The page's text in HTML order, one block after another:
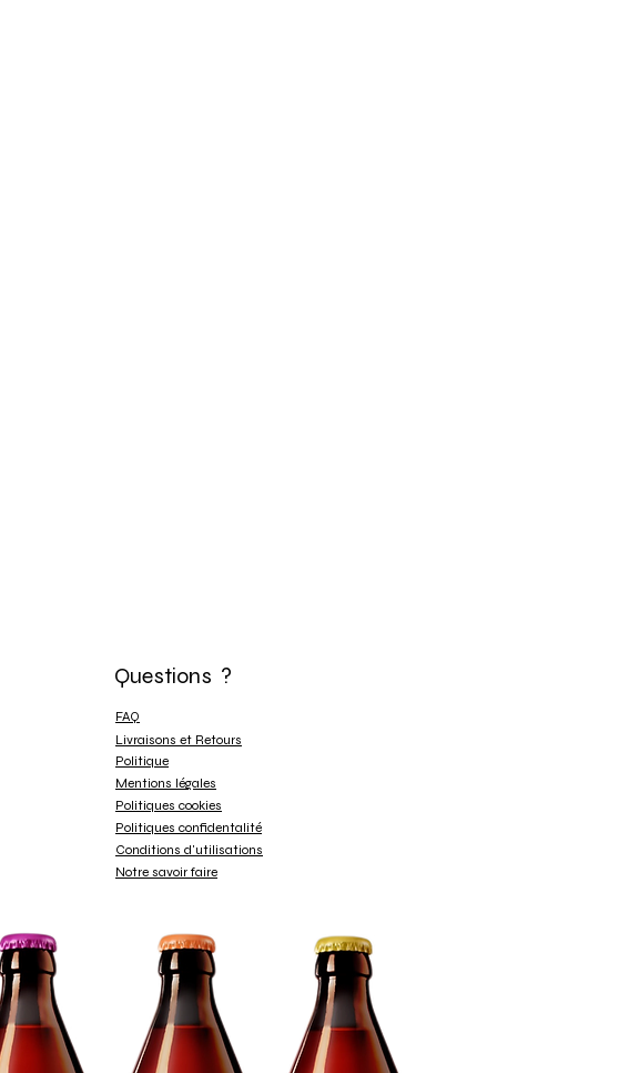
Questions ?
FAQ
Livraisons et Retours
Politique
Mentions légales
Politiques cookies
Politiques confidentalité
Conditions d'utilisations
Notre savoir faire